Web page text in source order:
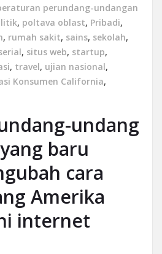
perundang-undangan
, poltava oblast, Pribadi,
, rumah sakit, sains, sekolah,
, situs web, startup,
, travel, ujian nasional,
Konsumen California,
undang
baru
cara
Amerika
internet